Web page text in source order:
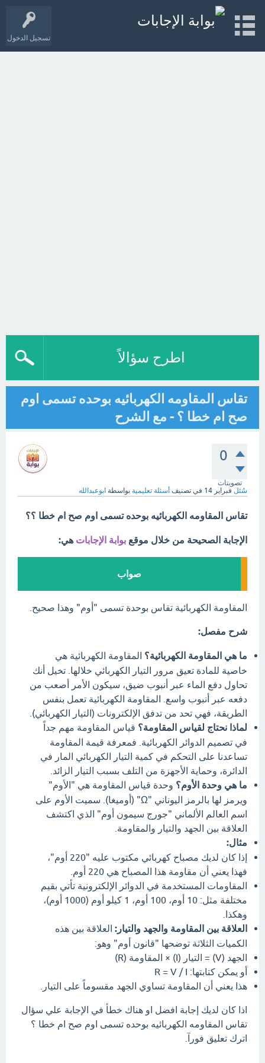
تسجيل الدخول
اطرح سؤالاً
تقاس المقاومه الكهربائيه بوحده تسمى اوم
صح ام خطا ؟ - مع الشرح
0
تصويتات
سُئل فبراير 14 في تصنيف أسئلة تعليمية بواسطة ابوعبدالله
تقاس المقاومه الكهربائيه بوحده تسمى اوم صح ام خطا ؟؟
الإجابة الصحيحة من خلال موقع بوابة الإجابات هي:
صواب
المقاومة الكهربائية تقاس بوحدة تسمى "أوم" وهذا صحيح.
شرح مفصل:
ما هي المقاومة الكهربائية؟ المقاومة الكهربائية هي
خاصية للمادة تعيق مرور التيار الكهربائي خلالها. تخيل أنك
تحاول دفع الماء عبر أنبوب ضيق، سيكون الأمر أصعب من
دفعه عبر أنبوب واسع. المقاومة الكهربائية تعمل بنفس
الطريقة، فهي تحد من تدفق الإلكترونات (التيار الكهربائي).
لماذا نحتاج لقياس المقاومة؟ قياس المقاومة مهم جداً
في تصميم الدوائر الكهربائية. فمعرفة قيمة المقاومة
تساعدنا على التحكم في كمية التيار الكهربائي المار في
الدائرة، وحماية الأجهزة من التلف بسبب التيار الزائد.
ما هي وحدة الأوم؟ وحدة قياس المقاومة هي "الأوم"
ويرمز لها بالرمز اليوناني "Ω" (أوميغا). سميت الأوم على
اسم العالم الألماني "جورج سيمون أوم" الذي اكتشف
العلاقة بين الجهد والتيار والمقاومة.
مثال:
إذا كان لديك مصباح كهربائي مكتوب عليه "220 أوم"،
فهذا يعني أن مقاومة هذا المصباح هي 220 أوم.
المقاومات المستخدمة في الدوائر الإلكترونية تأتي بقيم
مختلفة مثل: 10 أوم، 100 أوم، 1 كيلو أوم (1000 أوم)،
وهكذا.
العلاقة بين المقاومة والجهد والتيار: العلاقة بين هذه
الكميات الثلاثة توضحها "قانون أوم" وهو:
الجهد (V) = التيار (I) × المقاومة (R)
أو يمكن كتابتها: R = V / I
هذا يعني أن المقاومة تساوي الجهد مقسوماً على التيار.
اذا كان لديك إجابة افضل او هناك خطأ في الإجابة علي سؤال
تقاس المقاومه الكهربائيه بوحده تسمى اوم صح ام خطا ؟
اترك تعليق فورآ.